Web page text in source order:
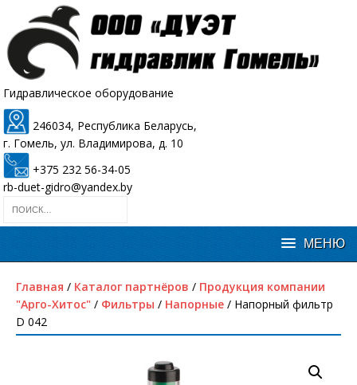
Гидравлическое оборудование
246034, Республика Беларусь,
г. Гомель, ул. Владимирова, д. 10
+375 232 56-34-05
rb-duet-gidro@yandex.by
Главная / Каталог партнёров / Продукция компании
"Арго-Хитос" / Фильтры / Напорные / Напорный фильтр
D 042